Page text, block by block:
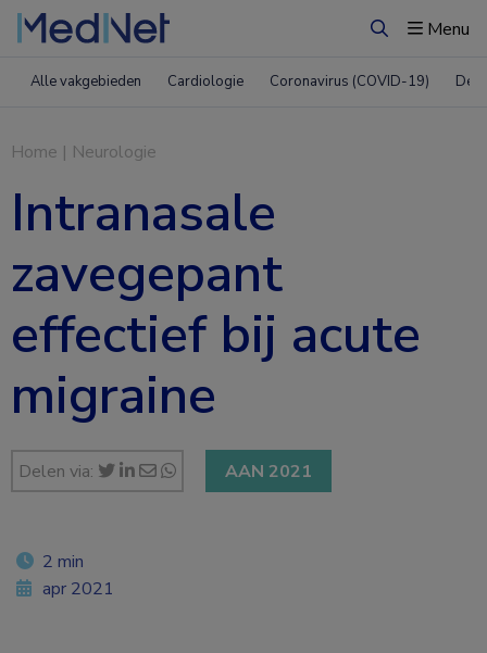
ZoekenMenu
Alle vakgebieden Cardiologie Coronavirus (COVID-19)
Home | Neurologie
Intranasale
zavegepant
effectief bij acute
migraine
Delen via: AAN 2021
2 min
apr 2021